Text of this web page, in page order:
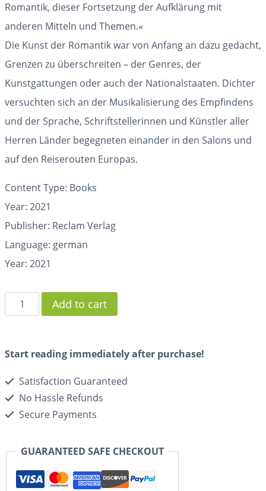
Romantik, dieser Fortsetzung der Aufklärung mit
anderen Mitteln und Themen.«
Die Kunst der Romantik war von Anfang an dazu gedacht,
Grenzen zu überschreiten – der Genres, der
Kunstgattungen oder auch der Nationalstaaten. Dichter
versuchten sich an der Musikalisierung des Empfindens
und der Sprache, Schriftstellerinnen und Künstler aller
Herren Länder begegneten einander in den Salons und
auf den Reiserouten Europas.
Content Type: Books
Year: 2021
Publisher: Reclam Verlag
Language: german
Year: 2021
Add to cart
Start reading immediately after purchase!
Satisfaction Guaranteed
No Hassle Refunds
Secure Payments
GUARANTEED SAFE CHECKOUT